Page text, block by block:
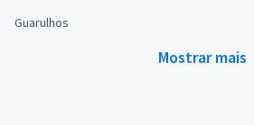
Guarulhos
Mostrar mais